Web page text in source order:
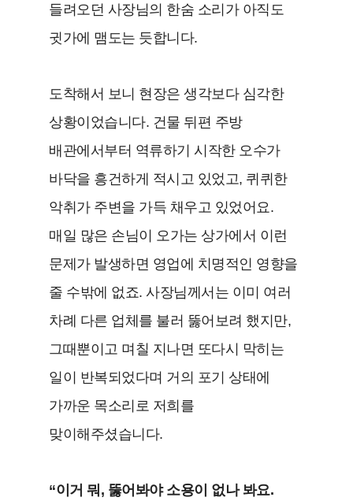
들려오던 사장님의 한숨 소리가 아직도
귓가에 맴도는 듯합니다.
도착해서 보니 현장은 생각보다 심각한
상황이었습니다. 건물 뒤편 주방
배관에서부터 역류하기 시작한 오수가
바닥을 흥건하게 적시고 있었고, 퀴퀴한
악취가 주변을 가득 채우고 있었어요.
매일 많은 손님이 오가는 상가에서 이런
문제가 발생하면 영업에 치명적인 영향을
줄 수밖에 없죠. 사장님께서는 이미 여러
차례 다른 업체를 불러 뚫어보려 했지만,
그때뿐이고 며칠 지나면 또다시 막히는
일이 반복되었다며 거의 포기 상태에
가까운 목소리로 저희를
맞이해주셨습니다.
“이거 뭐, 뚫어봐야 소용이 없나 봐요.